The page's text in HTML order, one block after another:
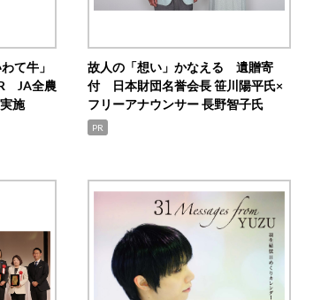
て牛」
JA全農
施
故人の「想い」かなえる 遺贈寄
付 日本財団名誉会長 笹川陽平氏×
フリーアナウンサー 長野智子氏
PR